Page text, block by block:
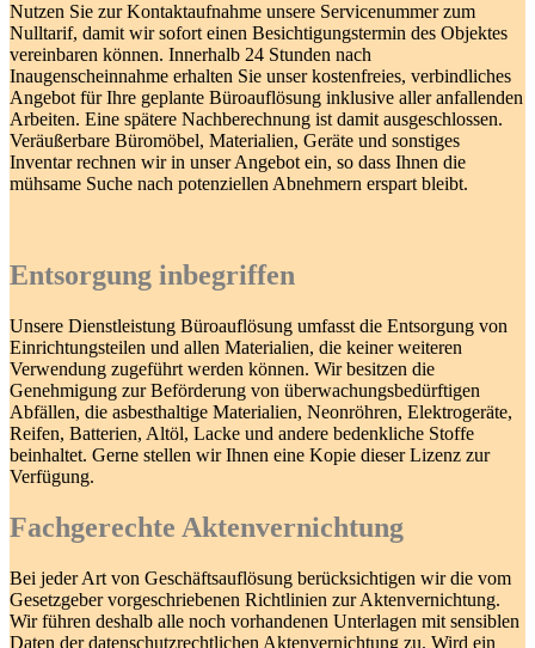
Nutzen Sie zur Kontaktaufnahme unsere Servicenummer zum
Nulltarif, damit wir sofort einen Besichtigungstermin des Objektes
vereinbaren können. Innerhalb 24 Stunden nach
Inaugenscheinnahme erhalten Sie unser kostenfreies, verbindliches
Angebot für Ihre geplante Büroauflösung inklusive aller anfallenden
Arbeiten. Eine spätere Nachberechnung ist damit ausgeschlossen.
Veräußerbare Büromöbel, Materialien, Geräte und sonstiges
Inventar rechnen wir in unser Angebot ein, so dass Ihnen die
mühsame Suche nach potenziellen Abnehmern erspart bleibt.
Entsorgung inbegriffen
Unsere Dienstleistung Büroauflösung umfasst die Entsorgung von
Einrichtungsteilen und allen Materialien, die keiner weiteren
Verwendung zugeführt werden können. Wir besitzen die
Genehmigung zur Beförderung von überwachungsbedürftigen
Abfällen, die asbesthaltige Materialien, Neonröhren, Elektrogeräte,
Reifen, Batterien, Altöl, Lacke und andere bedenkliche Stoffe
beinhaltet. Gerne stellen wir Ihnen eine Kopie dieser Lizenz zur
Verfügung.
Fachgerechte Aktenvernichtung
Bei jeder Art von Geschäftsauflösung berücksichtigen wir die vom
Gesetzgeber vorgeschriebenen Richtlinien zur Aktenvernichtung.
Wir führen deshalb alle noch vorhandenen Unterlagen mit sensiblen
Daten der datenschutzrechtlichen Aktenvernichtung zu. Wird ein